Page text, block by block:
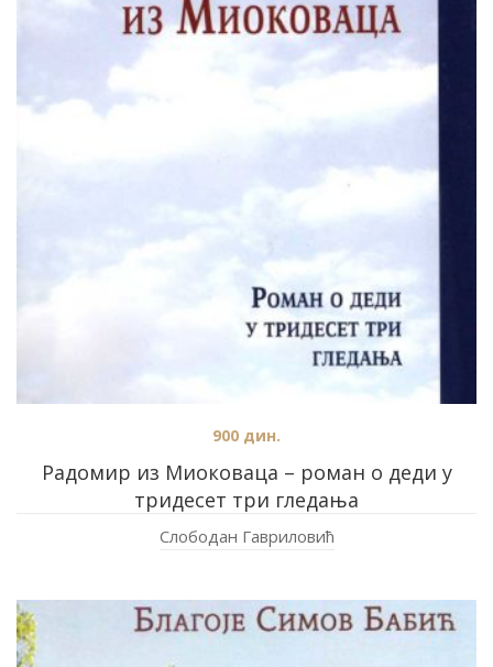
Радомир из Миоковаца – роман о деди у
тридесет три гледања
900 дин.
Слободан Гавриловић